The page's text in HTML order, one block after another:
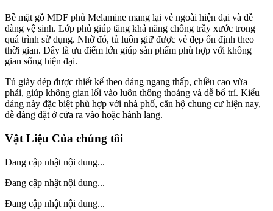
Bề mặt gỗ MDF phủ Melamine mang lại vẻ ngoài hiện đại và dễ
dàng vệ sinh. Lớp phủ giúp tăng khả năng chống trầy xước trong
quá trình sử dụng. Nhờ đó, tủ luôn giữ được vẻ đẹp ổn định theo
thời gian. Đây là ưu điểm lớn giúp sản phẩm phù hợp với không
gian sống hiện đại.
Tủ giày dép được thiết kế theo dáng ngang thấp, chiều cao vừa
phải, giúp không gian lối vào luôn thông thoáng và dễ bố trí. Kiểu
dáng này đặc biệt phù hợp với nhà phố, căn hộ chung cư hiện nay,
dễ dàng đặt ở cửa ra vào hoặc hành lang.
Vật Liệu Của chúng tôi
Đang cập nhật nội dung...
Đang cập nhật nội dung...
Đang cập nhật nội dung...